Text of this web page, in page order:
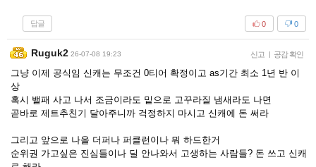
답글 0
0
Ruguk2 26-07-08 19:23 신고 | 공감 확인
그냥 이제 공식임 신캐는 무조건 0티어 확정이고 as기간 최소 1년 반 이
상
혹시 밸패 사고 나서 조금이라도 밑으로 고꾸라질 냄새라도 나면
곧바로 제트추친기 달아주니까 걱정하지 마시고 신캐에 돈 써라
그리고 앞으로 나올 더퍼나 퍼클런이나 뭐 하드한거
순위권 가고싶은 진심들이나 딜 안나와서 고생하는 사람들? 돈 쓰고 신캐